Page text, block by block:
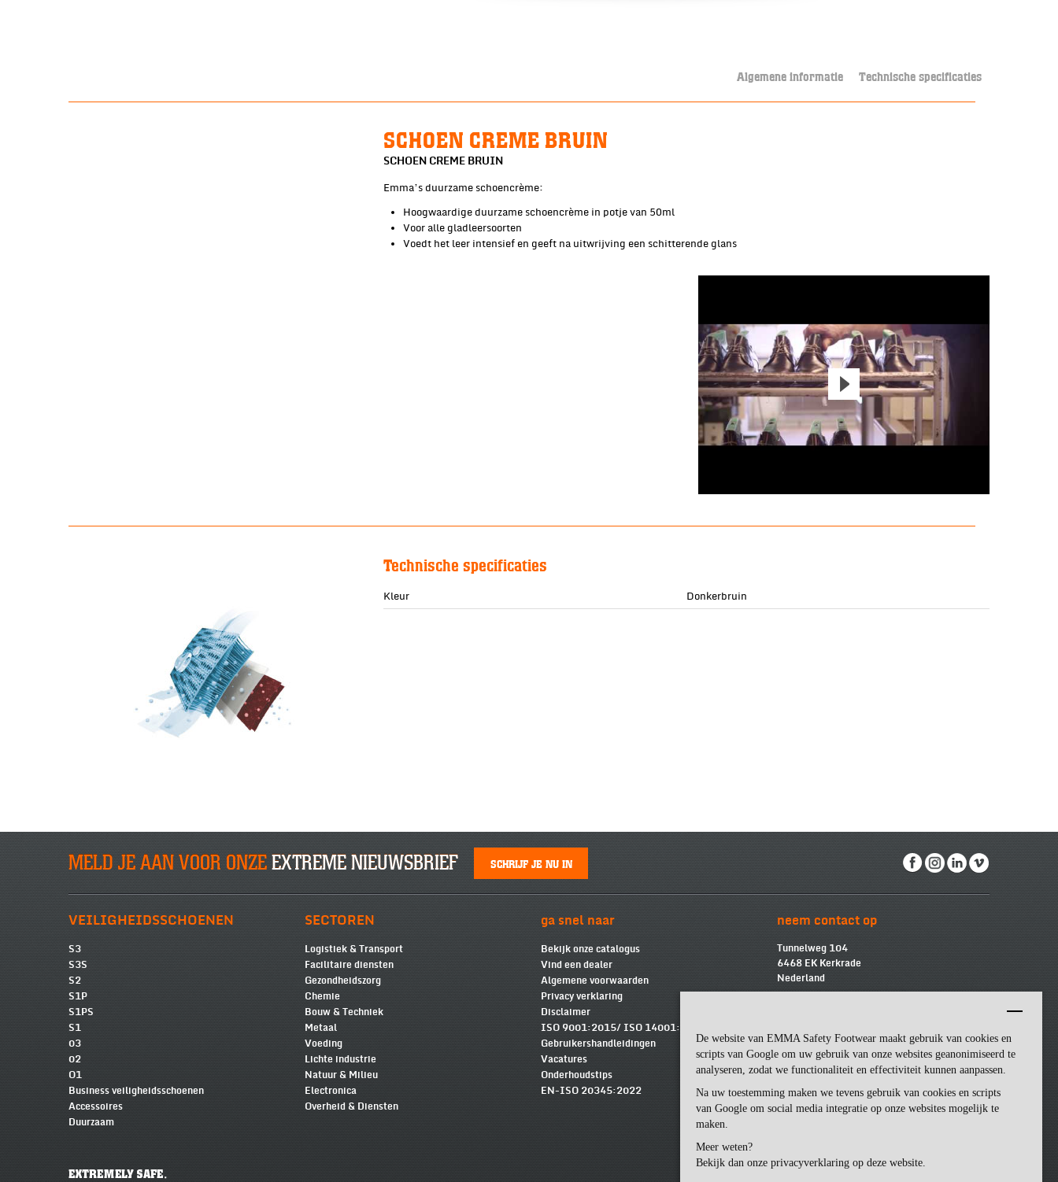
De website van EMMA Safety Footwear maakt gebruik van cookies en
scripts van Google om uw gebruik van onze websites geanonimiseerd te
analyseren, zodat we functionaliteit en effectiviteit kunnen aanpassen.
Na uw toestemming maken we tevens gebruik van cookies en scripts
van Google om social media integratie op onze websites mogelijk te
maken.
Meer weten?
Bekijk dan onze privacyverklaring op deze website.
Algemene informatie Technische specificaties
SCHOEN CREME BRUIN
SCHOEN CREME BRUIN
Emma’s duurzame schoencrème:
Hoogwaardige duurzame schoencrème in potje van 50ml
Voor alle gladleersoorten
Voedt het leer intensief en geeft na uitwrijving een schitterende glans
Technische specificaties
Kleur Donkerbruin
MELD JE AAN VOOR ONZEEXTREME NIEUWSBRIEF SCHRIJF JE NU IN
VEILIGHEIDSSCHOENEN
S3
S3S
S2
S1P
S1PS
S1
03
02
O1
Business veiligheidsschoenen
Accessoires
Duurzaam
SECTOREN
Logistiek & Transport
Facilitaire diensten
Gezondheidszorg
Chemie
Bouw & Techniek
Metaal
Voeding
Lichte industrie
Natuur & Milieu
Electronica
Overheid & Diensten
ga snel naar
Bekijk onze catalogus
Vind een dealer
Algemene voorwaarden
Privacy verklaring
Disclaimer
ISO 9001:2015/ ISO 14001:2015
Gebruikershandleidingen
Vacatures
Onderhoudstips
EN-ISO 20345:2022
neem contact op
Tunnelweg 104
6468 EK Kerkrade
Nederland
Emma Safety Footwear BV
BTW -nummer: NL852463509B01
KvK-nummer: 57162581